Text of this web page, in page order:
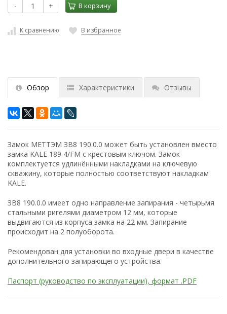
- + В корзину
К сравнению В избранное
Обзор Характеристики Отзывы
Замок МЕТТЭМ ЗВ8 190.0.0 может быть установлен вместо
замка KALE 189 4/FM с крестовым ключом. Замок
комплектуется удлинёнными накладками на ключевую
скважину, которые полностью соответствуют накладкам
KALE.
ЗВ8 190.0.0 имеет одно направление запирания - четырьмя
стальными ригелями диаметром 12 мм, которые
выдвигаются из корпуса замка на 22 мм. Запирание
происходит на 2 полуоборота.
Рекомендован для установки во входные двери в качестве
дополнительного запирающего устройства.
Паспорт (руководство по эксплуатации), формат .PDF